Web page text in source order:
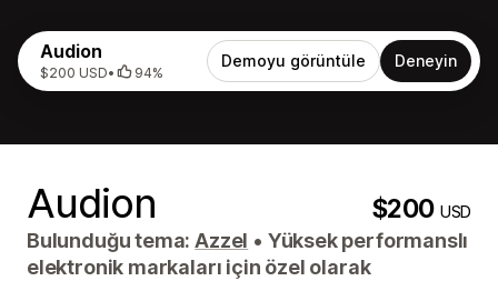
Audion
$200 USD• 94%
Demoyu görüntüle Deneyin
Audion $200USD
Bulunduğu tema:Azzel • Yüksek performanslı
elektronik markaları için özel olarak